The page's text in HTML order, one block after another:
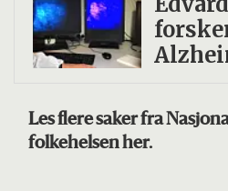
Les flere saker fra
folkehelsen her.